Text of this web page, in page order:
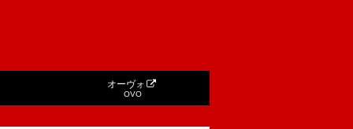
オーヴォ
OVO